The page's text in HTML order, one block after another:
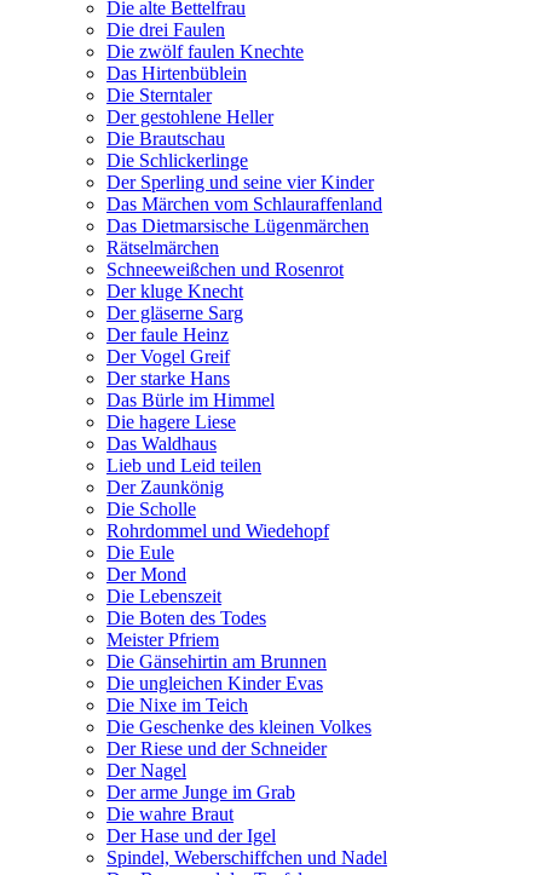
Die alte Bettelfrau
Die drei Faulen
Die zwölf faulen Knechte
Das Hirtenbüblein
Die Sterntaler
Der gestohlene Heller
Die Brautschau
Die Schlickerlinge
Der Sperling und seine vier Kinder
Das Märchen vom Schlauraffenland
Das Dietmarsische Lügenmärchen
Rätselmärchen
Schneeweißchen und Rosenrot
Der kluge Knecht
Der gläserne Sarg
Der faule Heinz
Der Vogel Greif
Der starke Hans
Das Bürle im Himmel
Die hagere Liese
Das Waldhaus
Lieb und Leid teilen
Der Zaunkönig
Die Scholle
Rohrdommel und Wiedehopf
Die Eule
Der Mond
Die Lebenszeit
Die Boten des Todes
Meister Pfriem
Die Gänsehirtin am Brunnen
Die ungleichen Kinder Evas
Die Nixe im Teich
Die Geschenke des kleinen Volkes
Der Riese und der Schneider
Der Nagel
Der arme Junge im Grab
Die wahre Braut
Der Hase und der Igel
Spindel, Weberschiffchen und Nadel